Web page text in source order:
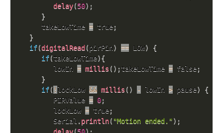
delay(50) ;
}
      takeLowTime
= true;
}
if(digitalRead(pirPin) == LOW)
{
if(takeLowTime){
         lowIn
= millis ( ) ;takeLowTime = false;
}
if( ! lockLow && millis ( ) - lowIn > pause)
{
         PIRValue
= 0;
         lockLow
= true;
         Serial
. println( "Motion ended.") ;